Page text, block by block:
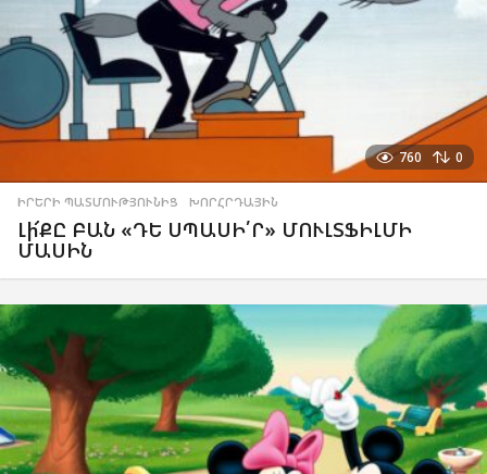
760 0
ԻՐԵՐԻ ՊԱՏՄՈՒԹՅՈՒՆԻՑ ,ԽՈՐՀՐԴԱՅԻՆ
Լի՜ՔԸ ԲԱՆ «ԴԵ ՍՊԱՍԻ՛Ր» ՄՈՒԼՏՖԻԼՄԻ
ՄԱՍԻՆ